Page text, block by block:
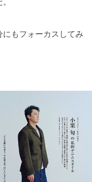
もフォーカスしてみ